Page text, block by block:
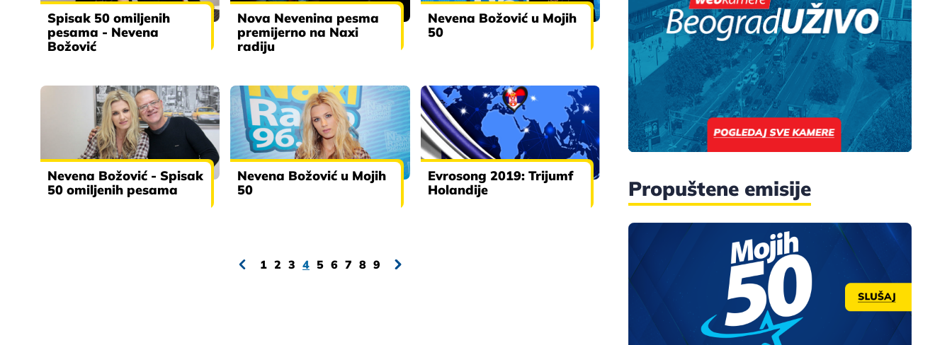
Spisak 50 omiljenih
pesama - Nevena
Božović
Nova Nevenina pesma
premijerno na Naxi
radiju
Nevena Božović u Mojih
50
Nevena Božović - Spisak
50 omiljenih pesama
Nevena Božović u Mojih
50
Evrosong 2019: Trijumf
Holandije
1 2 3 4 5 6 7 8 9
Propuštene emisije